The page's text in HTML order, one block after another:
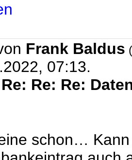
Frank Baldus
07:13.
Re: Re:
schon…